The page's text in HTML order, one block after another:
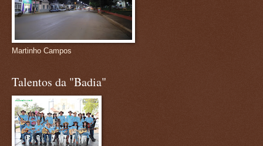
Martinho Campos
Talentos da "Badia"